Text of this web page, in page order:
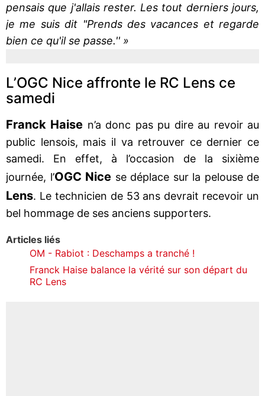
pensais que j'allais rester. Les tout derniers jours,
je me suis dit "Prends des vacances et regarde
bien ce qu'il se passe.'' »
L’OGC Nice affronte le RC Lens ce
samedi
Franck Haise n’a donc pas pu dire au revoir au
public lensois, mais il va retrouver ce dernier ce
samedi. En effet, à l’occasion de la sixième
journée, l’OGC Nice se déplace sur la pelouse de
Lens. Le technicien de 53 ans devrait recevoir un
bel hommage de ses anciens supporters.
Articles liés
OM - Rabiot : Deschamps a tranché !
Franck Haise balance la vérité sur son départ du
RC Lens